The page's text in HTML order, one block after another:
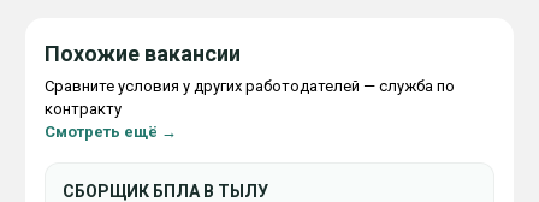
Похожие вакансии
Сравните условия у других работодателей — служба по
контракту
Смотреть ещё →
СБОРЩИК БПЛА В ТЫЛУ